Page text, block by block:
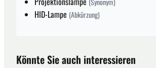
HID-Lampe (Abkürzung)
Könnte Sie auch interessieren